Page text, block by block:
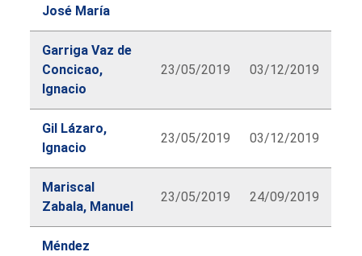
José María
Garriga Vaz de
Concicao,
Ignacio
23/05/2019 03/12/2019
Gil Lázaro,
Ignacio
23/05/2019 03/12/2019
Mariscal
Zabala, Manuel
23/05/2019 24/09/2019
Méndez